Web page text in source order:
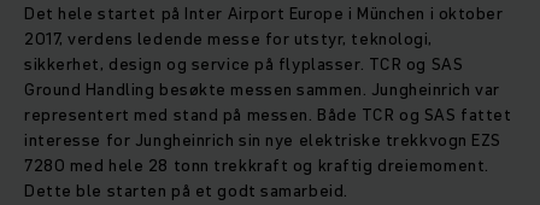
Det hele startet på Inter Airport Europe i München i oktober
2017, verdens ledende messe for utstyr, teknologi,
sikkerhet, design og service på flyplasser. TCR og SAS
Ground Handling besøkte messen sammen. Jungheinrich var
representert med stand på messen. Både TCR og SAS fattet
interesse for Jungheinrich sin nye elektriske trekkvogn EZS
7280 med hele 28 tonn trekkraft og kraftig dreiemoment.
Dette ble starten på et godt samarbeid.